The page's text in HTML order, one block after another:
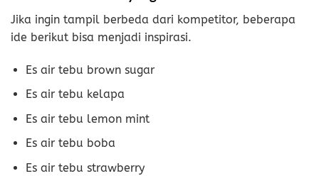
Jika ingin tampil berbeda dari kompetitor, beberapa
ide berikut bisa menjadi inspirasi.
Es air tebu brown sugar
Es air tebu kelapa
Es air tebu lemon mint
Es air tebu boba
Es air tebu strawberry